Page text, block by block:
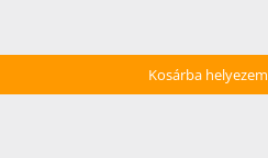
Kosárba helyezem